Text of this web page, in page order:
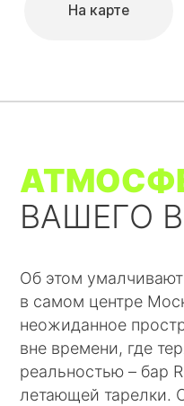
На карте
ВАШЕГО
Об этом
в самом центре
неожиданное
вне времени, где
реальностью – бар
летающей тарелки.